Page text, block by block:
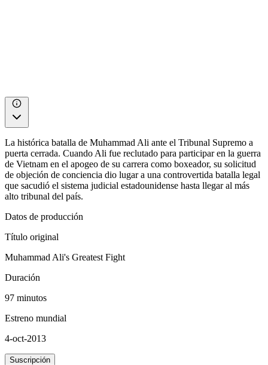
La histórica batalla de Muhammad Ali ante el Tribunal Supremo a
puerta cerrada. Cuando Ali fue reclutado para participar en la guerra
de Vietnam en el apogeo de su carrera como boxeador, su solicitud
de objeción de conciencia dio lugar a una controvertida batalla legal
que sacudió el sistema judicial estadounidense hasta llegar al más
alto tribunal del país.
Datos de producción
Título original
Muhammad Ali's Greatest Fight
Duración
97 minutos
Estreno mundial
4-oct-2013
Suscripción